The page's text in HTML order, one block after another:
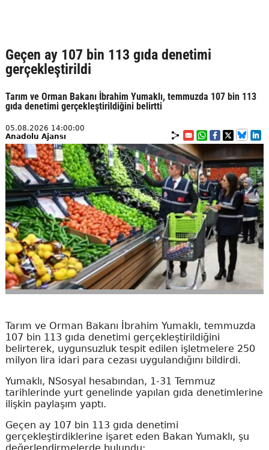
Geçen ay 107 bin 113 gıda denetimi
gerçekleştirildi
Tarım ve Orman Bakanı İbrahim Yumaklı, temmuzda 107 bin 113
gıda denetimi gerçekleştirildiğini belirtti
05.08.2026 14:00:00
Anadolu Ajansı
Tarım ve Orman Bakanı İbrahim Yumaklı, temmuzda
107 bin 113 gıda denetimi gerçekleştirildiğini
belirterek, uygunsuzluk tespit edilen işletmelere 250
milyon lira idari para cezası uygulandığını bildirdi.
Yumaklı, NSosyal hesabından, 1-31 Temmuz
tarihlerinde yurt genelinde yapılan gıda denetimlerine
ilişkin paylaşım yaptı.
Geçen ay 107 bin 113 gıda denetimi
gerçekleştirdiklerine işaret eden Bakan Yumaklı, şu